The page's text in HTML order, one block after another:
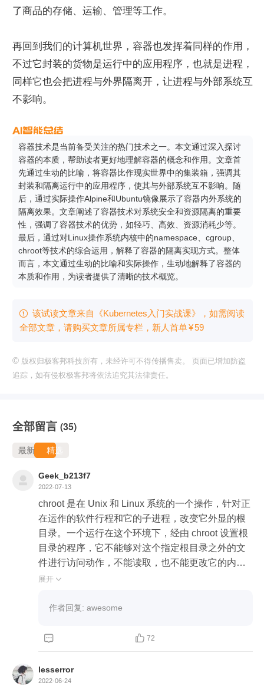
了商品的存储、运输、管理等工作。
再回到我们的计算机世界，容器也发挥着同样的作用，
不过它封装的货物是运行中的应用程序，也就是进程，
同样它也会把进程与外界隔离开，让进程与外部系统互
不影响。
容器技术是当前备受关注的热门技术之一。本文通过深入探讨
容器的本质，帮助读者更好地理解容器的概念和作用。文章首
先通过生动的比喻，将容器比作现实世界中的集装箱，强调其
封装和隔离运行中的应用程序，使其与外部系统互不影响。随
后，通过实际操作Alpine和Ubuntu镜像展示了容器内外系统的
隔离效果。文章阐述了容器技术对系统安全和资源隔离的重要
性，强调了容器技术的优势，如轻巧、高效、资源消耗少等。
最后，通过对Linux操作系统内核中的namespace、cgroup、
chroot等技术的综合运用，解释了容器的隔离实现方式。整体
而言，本文通过生动的比喻和实际操作，生动地解释了容器的
本质和作用，为读者提供了清晰的技术概览。
 该试读文章来自《Kubernetes入门实战课》，如需阅读
全部文章，请购买文章所属专栏 ，新⼈⾸单¥59
© 版权归极客邦科技所有，未经许可不得传播售卖。 页面已增加防盗
追踪，如有侵权极客邦将依法追究其法律责任。
全部留言 (35)
最新 精选
Geek_b213f7
2022-07-13
chroot 是在 Unix 和 Linux 系统的一个操作，针对正
在运作的软件行程和它的子进程，改变它外显的根
目录。一个运行在这个环境下，经由 chroot 设置根
目录的程序，它不能够对这个指定根目录之外的文
件进行访问动作，不能读取，也不能更改它的内
容。
mkdir rootfs
cd rootfs
此时执行一条命令：chroot /home/centos/rootfs /bin/
sh
展开 
作者回复: awesome
  72
lesserror
2022-06-24